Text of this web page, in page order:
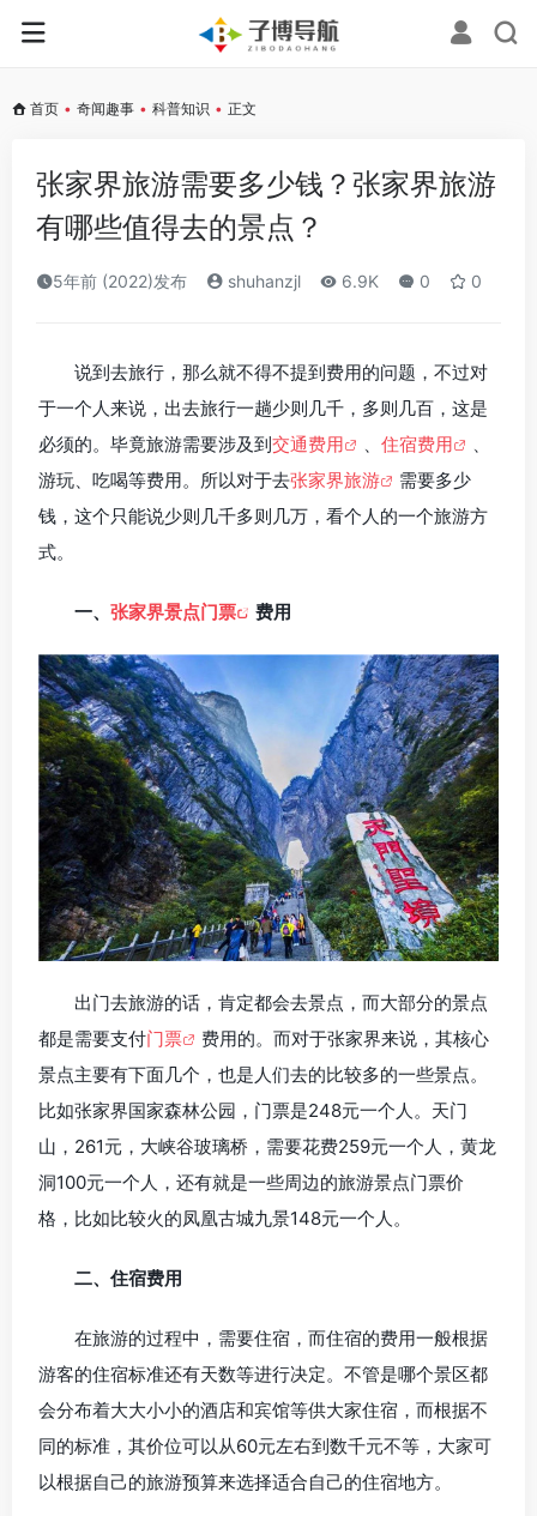
首页 • 奇闻趣事 • 科普知识 • 正文
张家界旅游需要多少钱？张家界旅游
有哪些值得去的景点？
5年前 (2022)发布 shuhanzjl 6.9K 0 0
说到去旅行，那么就不得不提到费用的问题，不过对
于一个人来说，出去旅行一趟少则几千，多则几百，这是
必须的。毕竟旅游需要涉及到交通费用 、 住宿费用
、
游玩、吃喝等费用。所以对于去张家界旅游
需要多少
钱，这个只能说少则几千多则几万，看个人的一个旅游方
式。
一、 张家界景点门票 费用
出门去旅游的话，肯定都会去景点，而大部分的景点
都是需要支付门票
费用的。而对于张家界来说，其核心
景点主要有下面几个，也是人们去的比较多的一些景点。
比如张家界国家森林公园，门票是248元一个人。天门
山，261元，大峡谷玻璃桥，需要花费259元一个人，黄龙
洞100元一个人，还有就是一些周边的旅游景点门票价
格，比如比较火的凤凰古城九景148元一个人。
二、住宿费用
在旅游的过程中，需要住宿，而住宿的费用一般根据
游客的住宿标准还有天数等进行决定。不管是哪个景区都
会分布着大大小小的酒店和宾馆等供大家住宿，而根据不
同的标准，其价位可以从60元左右到数千元不等，大家可
以根据自己的旅游预算来选择适合自己的住宿地方。